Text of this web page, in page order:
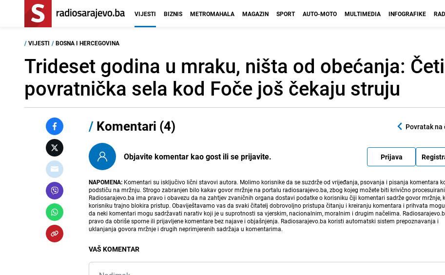
VIJESTI BIZNIS METROMAHALA MAGAZIN SPORT AUTO-MOTO MULTIMEDIA INFOGRAFIKE
/ VIJESTI / BOSNA I HERCEGOVINA
Trideset godina u mraku, ništa od obećanja:
povratnička sela kod Foče još čekaju struju
/ Komentari (4) Povratak na
Objavite komentar kao gost ili se prijavite. Prijava
NAPOMENA: Komentari su isključivo lični stavovi autora. Molimo korisnike da se suzdrže od vrijeđanja, psovanja i pisanja komentara
podstiču na mržnju. Strogo zabranjen bilo kakav govor mržnje na portalu radiosarajevo.ba, zbog kojeg možete biti krivično
Radiosarajevo.ba ima pravo i obavezu da na zahtjev zvaničnih organa dostavi podatke o korisniku čiji komentari sadrže govor mržnje,
korisniku trajno blokira pristup. Obaviještavamo vas da svaki čitatelj dobrovoljno pristupa čitanju i kreiranju komentara i prihvata
da neki komentari mogu sadržavati narativ koji je u suprotnosti sa vjerskim, nacionalnim, moralnim i drugim načelima.
pravo da obriše sporne ili prijavljene komentare bez najave i objašnjenja. Radiosarajevo.ba koristi automatski sistem prepoznavanja i
uklanjanja govora mržnje i drugih neprimjerenih sadržaja u komentarima.
VAŠ KOMENTAR